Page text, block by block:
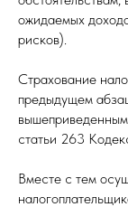
ожидаемых
рисков).
Страхование
предыдущем
статьи 263
Вместе с тем